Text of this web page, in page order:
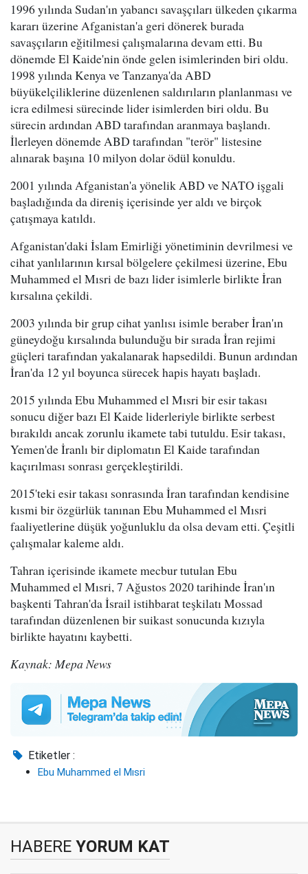
1996 yılında Sudan'ın yabancı savaşçıları ülkeden çıkarma
kararı üzerine Afganistan'a geri dönerek burada
savaşçıların eğitilmesi çalışmalarına devam etti. Bu
dönemde El Kaide'nin önde gelen isimlerinden biri oldu.
1998 yılında Kenya ve Tanzanya'da ABD
büyükelçiliklerine düzenlenen saldırıların planlanması ve
icra edilmesi sürecinde lider isimlerden biri oldu. Bu
sürecin ardından ABD tarafından aranmaya başlandı.
İlerleyen dönemde ABD tarafından "terör" listesine
alınarak başına 10 milyon dolar ödül konuldu.
2001 yılında Afganistan'a yönelik ABD ve NATO işgali
başladığında da direniş içerisinde yer aldı ve birçok
çatışmaya katıldı.
Afganistan'daki İslam Emirliği yönetiminin devrilmesi ve
cihat yanlılarının kırsal bölgelere çekilmesi üzerine, Ebu
Muhammed el Mısri de bazı lider isimlerle birlikte İran
kırsalına çekildi.
2003 yılında bir grup cihat yanlısı isimle beraber İran'ın
güneydoğu kırsalında bulunduğu bir sırada İran rejimi
güçleri tarafından yakalanarak hapsedildi. Bunun ardından
İran'da 12 yıl boyunca sürecek hapis hayatı başladı.
2015 yılında Ebu Muhammed el Mısri bir esir takası
sonucu diğer bazı El Kaide liderleriyle birlikte serbest
bırakıldı ancak zorunlu ikamete tabi tutuldu. Esir takası,
Yemen'de İranlı bir diplomatın El Kaide tarafından
kaçırılması sonrası gerçekleştirildi.
2015'teki esir takası sonrasında İran tarafından kendisine
kısmi bir özgürlük tanınan Ebu Muhammed el Mısri
faaliyetlerine düşük yoğunluklu da olsa devam etti. Çeşitli
çalışmalar kaleme aldı.
Tahran içerisinde ikamete mecbur tutulan Ebu
Muhammed el Mısri, 7 Ağustos 2020 tarihinde İran'ın
başkenti Tahran'da İsrail istihbarat teşkilatı Mossad
tarafından düzenlenen bir suikast sonucunda kızıyla
birlikte hayatını kaybetti.
Kaynak: Mepa News
Etiketler :
Ebu Muhammed el Mısri
HABERE YORUM KAT